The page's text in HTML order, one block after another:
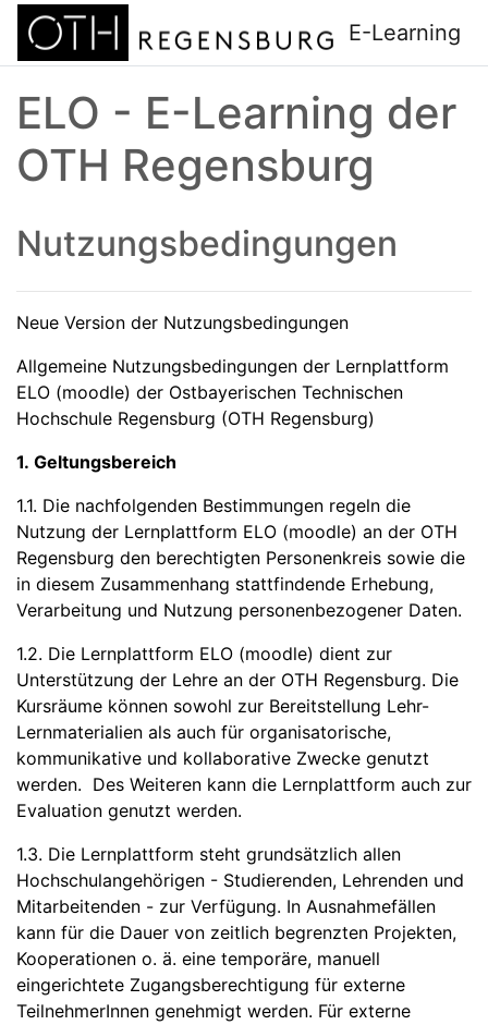
Zum Hauptinhalt
E-Learning
ELO - E-Learning der
OTH Regensburg
Nutzungsbedingungen
Neue Version der Nutzungsbedingungen
Allgemeine Nutzungsbedingungen der Lernplattform
ELO (moodle) der Ostbayerischen Technischen
Hochschule Regensburg (OTH Regensburg)
1. Geltungsbereich
1.1. Die nachfolgenden Bestimmungen regeln die
Nutzung der Lernplattform ELO (moodle) an der OTH
Regensburg den berechtigten Personenkreis sowie die
in diesem Zusammenhang stattfindende Erhebung,
Verarbeitung und Nutzung personenbezogener Daten.
1.2. Die Lernplattform ELO (moodle) dient zur
Unterstützung der Lehre an der OTH Regensburg. Die
Kursräume können sowohl zur Bereitstellung Lehr-
Lernmaterialien als auch für organisatorische,
kommunikative und kollaborative Zwecke genutzt
werden. Des Weiteren kann die Lernplattform auch zur
Evaluation genutzt werden.
1.3. Die Lernplattform steht grundsätzlich allen
Hochschulangehörigen - Studierenden, Lehrenden und
Mitarbeitenden - zur Verfügung. In Ausnahmefällen
kann für die Dauer von zeitlich begrenzten Projekten,
Kooperationen o. ä. eine temporäre, manuell
eingerichtete Zugangsberechtigung für externe
TeilnehmerInnen genehmigt werden. Für externe